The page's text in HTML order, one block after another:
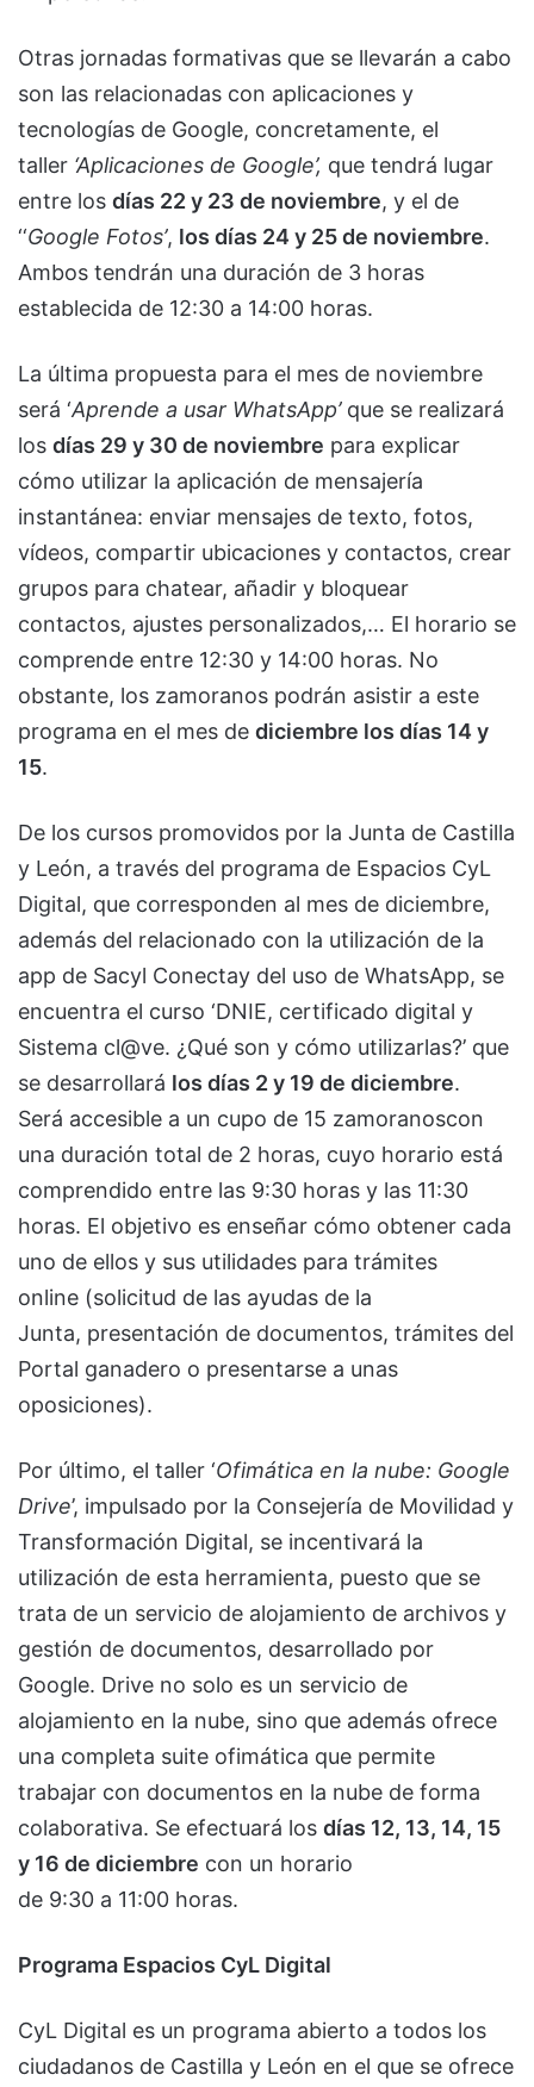
Otras jornadas formativas que se llevarán a cabo
son las relacionadas con aplicaciones y
tecnologías de Google, concretamente, el
taller ‘Aplicaciones de Google’, que tendrá lugar
entre los días 22 y 23 de noviembre, y el de
‘‘Google Fotos’, los días 24 y 25 de noviembre.
Ambos tendrán una duración de 3 horas
establecida de 12:30 a 14:00 horas.
La última propuesta para el mes de noviembre
será ‘Aprende a usar WhatsApp’que se realizará
los días 29 y 30 de noviembre para explicar
cómo utilizar la aplicación de mensajería
instantánea: enviar mensajes de texto, fotos,
vídeos, compartir ubicaciones y contactos, crear
grupos para chatear, añadir y bloquear
contactos, ajustes personalizados,… El horario se
comprende entre 12:30 y 14:00 horas. No
obstante, los zamoranos podrán asistir a este
programa en el mes de diciembre los días 14 y
15.
De los cursos promovidos por la Junta de Castilla
y León, a través del programa de Espacios CyL
Digital, que corresponden al mes de diciembre,
además del relacionado con la utilización de la
app de Sacyl Conectay del uso de WhatsApp, se
encuentra el curso ‘DNIE, certificado digital y
Sistema cl@ve. ¿Qué son y cómo utilizarlas?’ que
se desarrollará los días 2 y 19 de diciembre.
Será accesible a un cupo de 15 zamoranoscon
una duración total de 2 horas, cuyo horario está
comprendido entre las 9:30 horas y las 11:30
horas. El objetivo es enseñar cómo obtener cada
uno de ellos y sus utilidades para trámites
online (solicitud de las ayudas de la
Junta, presentación de documentos, trámites del
Portal ganadero o presentarse a unas
oposiciones).
Por último, el taller ‘Ofimática en la nube: Google
Drive’, impulsado por la Consejería de Movilidad y
Transformación Digital, se incentivará la
utilización de esta herramienta, puesto que se
trata de un servicio de alojamiento de archivos y
gestión de documentos, desarrollado por
Google. Drive no solo es un servicio de
alojamiento en la nube, sino que además ofrece
una completa suite ofimática que permite
trabajar con documentos en la nube de forma
colaborativa. Se efectuará los días 12, 13, 14, 15
y 16 de diciembre con un horario
de 9:30 a 11:00 horas.
Programa Espacios CyL Digital
CyL Digital es un programa abierto a todos los
ciudadanos de Castilla y León en el que se ofrece